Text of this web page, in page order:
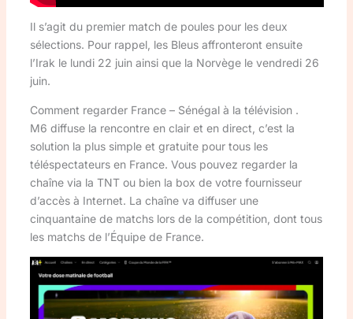
Il s’agit du premier match de poules pour les deux
sélections. Pour rappel, les Bleus affronteront ensuite
l’Irak le lundi 22 juin ainsi que la Norvège le vendredi 26
juin.
Comment regarder France – Sénégal à la télévision .
M6 diffuse la rencontre en clair et en direct, c’est la
solution la plus simple et gratuite pour tous les
téléspectateurs en France. Vous pouvez regarder la
chaîne via la TNT ou bien la box de votre fournisseur
d’accès à Internet. La chaîne va diffuser une
cinquantaine de matchs lors de la compétition, dont tous
les matchs de l’Équipe de France.